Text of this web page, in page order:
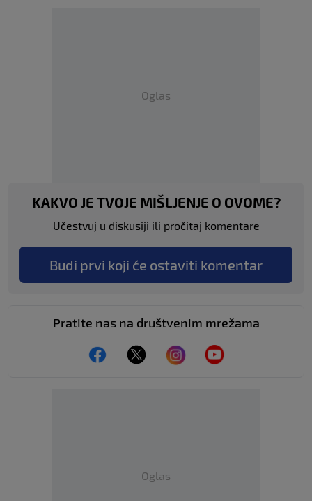
Oglas
KAKVO JE TVOJE MIŠLJENJE O OVOME?
Učestvuj u diskusiji ili pročitaj komentare
Budi prvi koji će ostaviti komentar
Pratite nas na društvenim mrežama
Oglas